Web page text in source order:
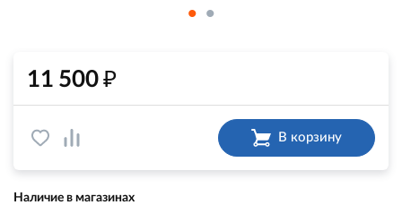
11 500₽
В корзину
Наличие в магазинах